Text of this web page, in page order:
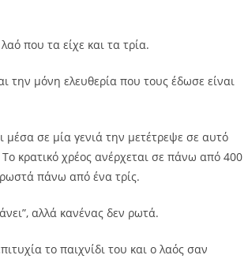
που τα είχε και τα τρία.
την μόνη ελευθερία που τους έδωσε είναι
σε μία γενιά την μετέτρεψε σε αυτό
κρατικό χρέος ανέρχεται σε πάνω από 400
πάνω από ένα τρίς.
αλλά κανένας δεν ρωτά.
το παιχνίδι του και ο λαός σαν